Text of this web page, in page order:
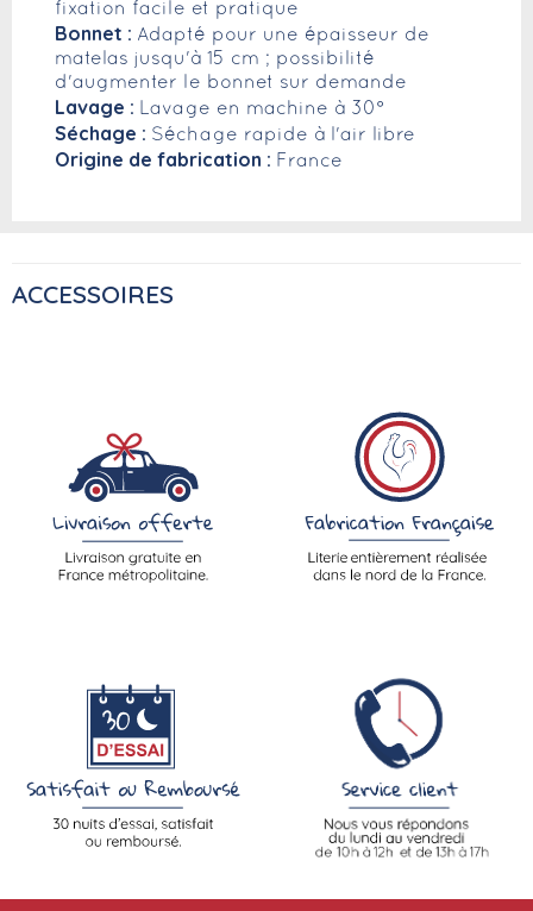
fixation facile et pratique
Bonnet : Adapté pour une épaisseur de
matelas jusqu'à 15 cm ; possibilité
d'augmenter le bonnet sur demande
Lavage : Lavage en machine à 30°
Séchage : Séchage rapide à l'air libre
Origine de fabrication : France
ACCESSOIRES